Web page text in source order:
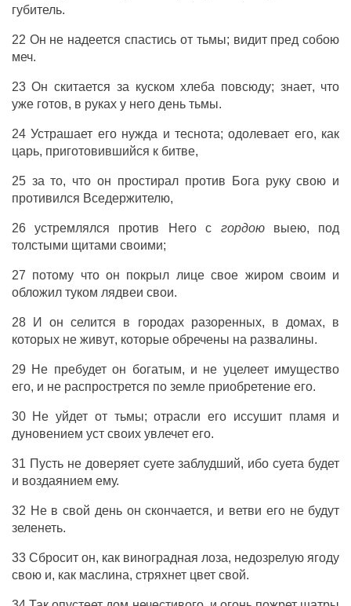
губитель.
22 Он не надеется спастись от тьмы; видитпред собою
меч.
23 Онскитается за кускомхлеба повсюду; знает, что
уже готов, в рукаху него день тьмы.
24Устрашает его нужда и теснота;одолевает его, как
царь, приготовившийся к битве,
25 за то, что он простирал против Бога рукусвою и
противился Вседержителю,
26устремлялся против Него с гордою выею, под
толстыми щитами своими;
27 потому что он покрыл лицесвое жиром своим и
обложил туком лядвеи свои.
28 И онселится в городах разоренных, в домах, в
которых не живут, которые обречены на развалины.
29 Не пребудетон богатым, и не уцелеет имущество
его, и не распрострется по земле приобретениеего.
30 Неуйдет от тьмы;отрасли его иссушит пламя и
дуновением устсвоих увлечетего.
31 Пусть не доверяет суете заблудший, ибосуета будет
и воздаянием ему.
32 Нев свой деньонскончается, и ветви его не будут
зеленеть.
33 Сброситон, как виноградная лоза, недозрелую ягоду
свою и, как маслина, стряхнет цветсвой.